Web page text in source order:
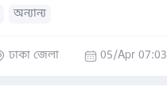
অন্যান্য
ঢাকা জেলা 05/Apr 07:03